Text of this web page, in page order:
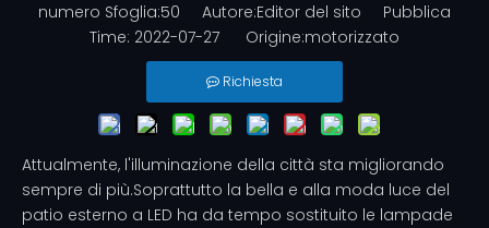
numero Sfoglia:50 Autore:Editor del sito Pubblica
Time: 2022-07-27 Origine:motorizzato
Richiesta
Attualmente, l'illuminazione della città sta migliorando
sempre di più.Soprattutto la bella e alla moda luce del
patio esterno a LED ha da tempo sostituito le lampade